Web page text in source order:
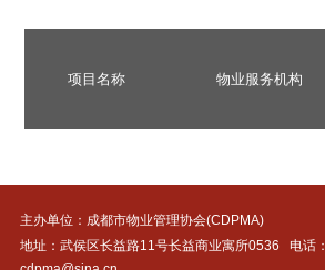
项目名称 物业服务机构
主办单位：成都市物业管理协会(CDPMA)
地址：武侯区长益路11号长益商业寓所0536 电话：